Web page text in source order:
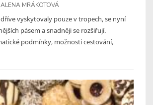
ALENA MRÁKOTOVÁ
vyskytovaly pouze v tropech, se nyní
pásem a snadněji se rozšiřují.
podmínky, možnosti cestování,